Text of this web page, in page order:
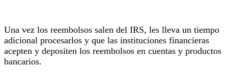
Una vez los reembolsos salen del IRS, les lleva un tiempo
adicional procesarlos y que las instituciones financieras
acepten y depositen los reembolsos en cuentas y productos
bancarios.